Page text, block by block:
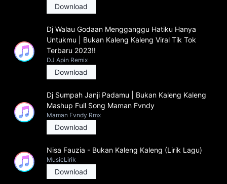
Download
Dj Walau Godaan Mengganggu Hatiku Hanya
Untukmu | Bukan Kaleng Kaleng Viral Tik Tok
Terbaru 2023!!
DJ Apin Remix
Download
Dj Sumpah Janji Padamu | Bukan Kaleng Kaleng
Mashup Full Song Maman Fvndy
Maman Fvndy Rmx
Download
Nisa Fauzia - Bukan Kaleng Kaleng (Lirik Lagu)
MusicLirik
Download